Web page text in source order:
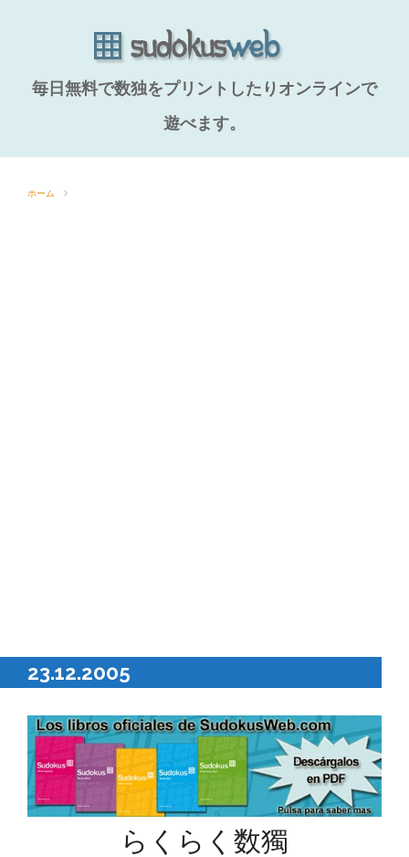
毎日無料で数独をプリントしたりオンラインで
遊べます。
ホーム
23.12.2005
らくらく数獨